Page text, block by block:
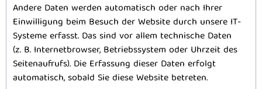
Andere Daten werden automatisch oder nach Ihrer
Einwilligung beim Besuch der Website durch unsere IT-
Systeme erfasst. Das sind vor allem technische Daten
(z. B. Internetbrowser, Betriebssystem oder Uhrzeit des
Seitenaufrufs). Die Erfassung dieser Daten erfolgt
automatisch, sobald Sie diese Website betreten.